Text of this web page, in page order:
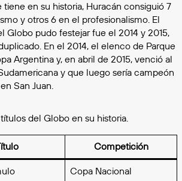
tiene en su historia, Huracán consiguió 7
y otros 6 en el profesionalismo. El
Globo pudo festejar fue el 2014 y 2015,
En el 2014, el elenco de Parque
Argentina y, en abril de 2015, venció al
y que luego sería campeón
San Juan.
del Globo en su historia.
Competición
Copa Nacional